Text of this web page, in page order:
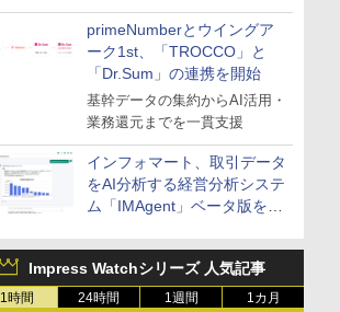
整を効率化
primeNumberとウイングア
ーク1st、「TROCCO」と
「Dr.Sum」の連携を開始
基幹データの集約からAI活用・
業務還元までを一貫支援
インフォマート、取引データ
をAI分析する経営分析システ
ム「IMAgent」ベータ版を提
Impress Watchシリーズ 人気記事
1時間 24時間 1週間 1カ月